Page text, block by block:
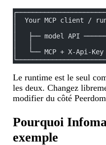
│  Your MCP client /
│   ├── model API
│   └── MCP + X-Api-
Le runtime est le seul
les deux. Changez
modifier du côté
Pourquoi
exemple